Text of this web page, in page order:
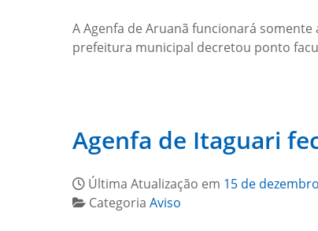
A Agenfa de Aruanã funcionará
prefeitura municipal decretou ponto
Agenfa de Itaguari
Última Atualização em 15 de
Categoria Aviso